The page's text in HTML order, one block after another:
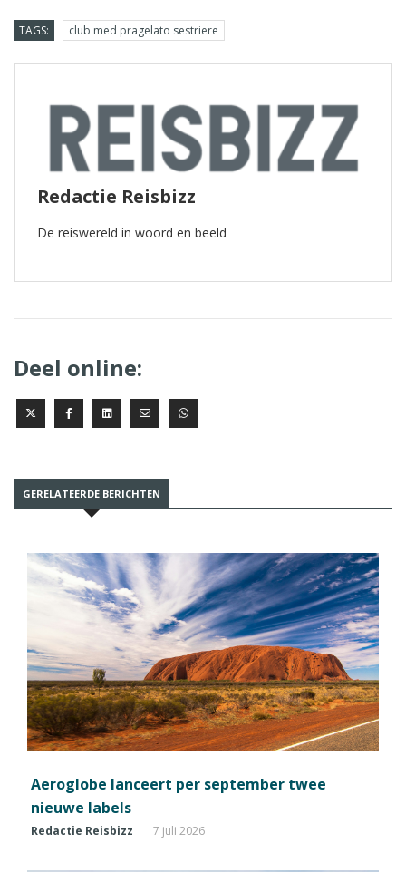
TAGS: club med pragelato sestriere
Redactie Reisbizz
De reiswereld in woord en beeld
Deel online:
GERELATEERDE BERICHTEN
Aeroglobe lanceert per september twee
nieuwe labels
Redactie Reisbizz 7 juli 2026